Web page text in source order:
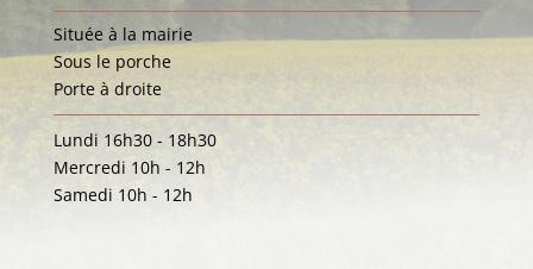
Située à la mairie
Sous le porche
Porte à droite
Lundi 16h30 - 18h30
Mercredi 10h - 12h
Samedi 10h - 12h